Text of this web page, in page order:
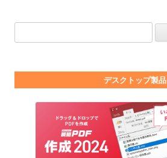
デスクトップ製品